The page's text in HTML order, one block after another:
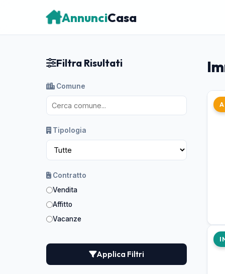
AnnunciCasa
Filtra Risultati
Comune
Tipologia
Contratto
Vendita
Affitto
Vacanze
Applica Filtri